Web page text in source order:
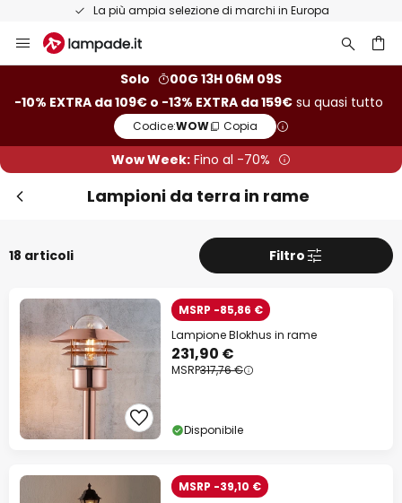
Resi entro 50 giorni
Salta
al
Solo
00G 13H 06M 08S
-10% EXTRA da 109€ o -13% EXTRA da 159€ su quasi tutto
Codice:WOW Copia
Wow Week: Fino al -70%
Lampioni da terra in rame
18 articoli Filtro
MSRP -85,86 €
Lampione Blokhus in rame
231,90 €
MSRP317,76 €
Disponibile
MSRP -39,10 €